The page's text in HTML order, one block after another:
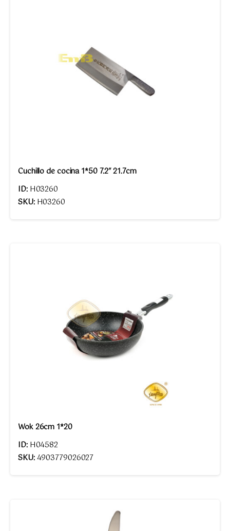
Cuchillo de cocina 1*50 7.2″ 21.7cm
ID: H03260
SKU: H03260
Wok 26cm 1*20
ID: H04582
SKU:4903779026027